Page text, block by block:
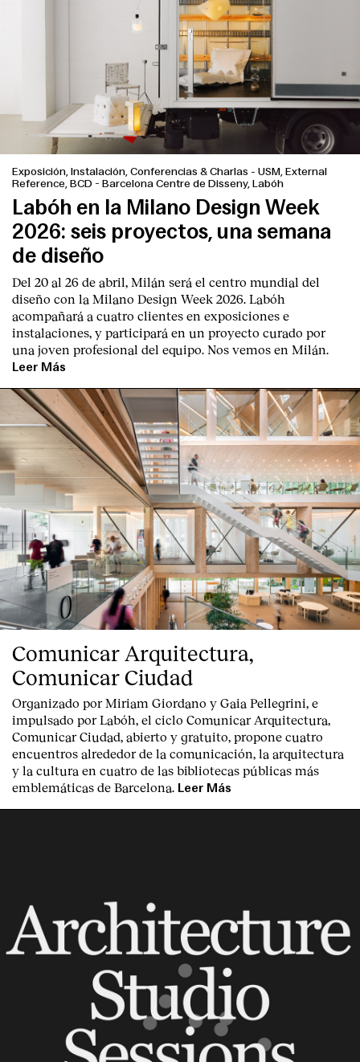
Exposición, Instalación, Conferencias & Charlas - USM, External
Reference, BCD - Barcelona Centre de Disseny, Labóh
Labóh en la Milano Design Week
2026: seis proyectos, una semana
de diseño
Del 20 al 26 de abril, Milán será el centro mundial del
diseño con la Milano Design Week 2026. Labóh
acompañará a cuatro clientes en exposiciones e
instalaciones, y participará en un proyecto curado por
una joven profesional del equipo. Nos vemos en Milán.
Leer Más
Comunicar Arquitectura,
Comunicar Ciudad
Organizado por Miriam Giordano y Gaia Pellegrini, e
impulsado por Labóh, el ciclo Comunicar Arquitectura,
Comunicar Ciudad, abierto y gratuito, propone cuatro
encuentros alrededor de la comunicación, la arquitectura
y la cultura en cuatro de las bibliotecas públicas más
emblemáticas de Barcelona.
Leer Más